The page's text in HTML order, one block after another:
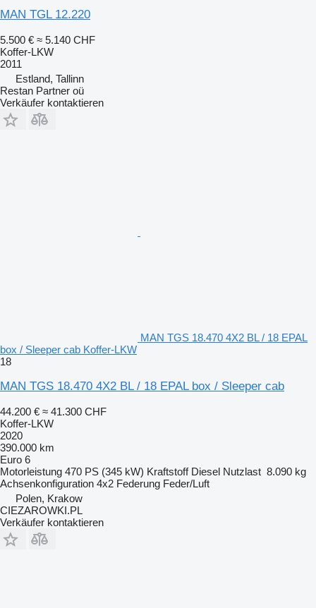
MAN TGL 12.220
5.500 € ≈ 5.140 CHF
Koffer-LKW
2011
Estland, Tallinn
Restan Partner oü
Verkäufer kontaktieren
MAN TGS 18.470 4X2 BL / 18 EPAL
box / Sleeper cab Koffer-LKW
18
MAN TGS 18.470 4X2 BL / 18 EPAL box / Sleeper cab
44.200 € ≈ 41.300 CHF
Koffer-LKW
2020
390.000 km
Euro 6
Motorleistung 470 PS (345 kW) Kraftstoff Diesel Nutzlast 8.090 kg
Achsenkonfiguration 4x2 Federung Feder/Luft
Polen, Krakow
CIEZAROWKI.PL
Verkäufer kontaktieren